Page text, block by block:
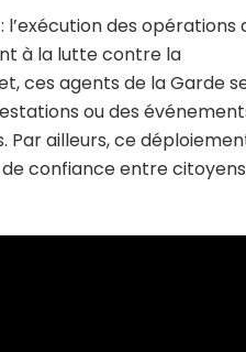
des opérations
à la lutte contre la
ces agents de la Garde
ou des
ailleurs, ce
confiance entre